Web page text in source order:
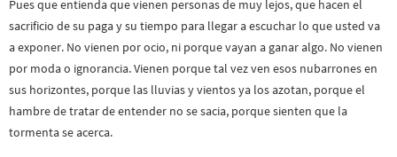
Pues que entienda que vienen personas de muy lejos, que hacen el
sacrificio de su paga y su tiempo para llegar a escuchar lo que usted va
a exponer. No vienen por ocio, ni porque vayan a ganar algo. No vienen
por moda o ignorancia. Vienen porque tal vez ven esos nubarrones en
sus horizontes, porque las lluvias y vientos ya los azotan, porque el
hambre de tratar de entender no se sacia, porque sienten que la
tormenta se acerca.